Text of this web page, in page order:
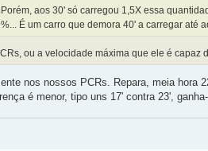
aos 30' só carregou 1,5X essa
É um carro que demora 40' a carregar até
ou a velocidade máxima que ele é capaz
nos nossos PCRs. Repara, meia hora
é menor, tipo uns 17' contra 23', ganha-